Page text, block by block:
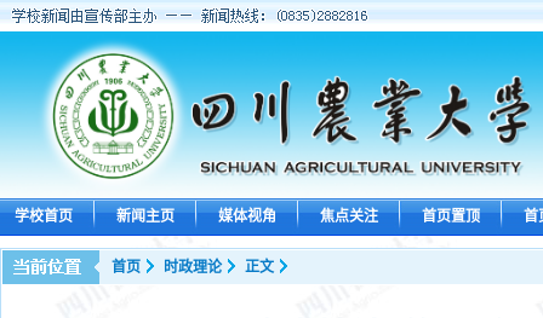
学校首页 新闻主页 媒体视角 焦点关注 首页置顶 首
首页 时政理论 正文